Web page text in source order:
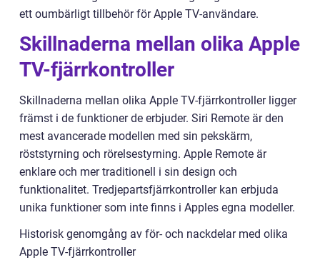
ett oumbärligt tillbehör för Apple TV-användare.
Skillnaderna mellan olika Apple
TV-fjärrkontroller
Skillnaderna mellan olika Apple TV-fjärrkontroller ligger
främst i de funktioner de erbjuder. Siri Remote är den
mest avancerade modellen med sin pekskärm,
röststyrning och rörelsestyrning. Apple Remote är
enklare och mer traditionell i sin design och
funktionalitet. Tredjepartsfjärrkontroller kan erbjuda
unika funktioner som inte finns i Apples egna modeller.
Historisk genomgång av för- och nackdelar med olika
Apple TV-fjärrkontroller